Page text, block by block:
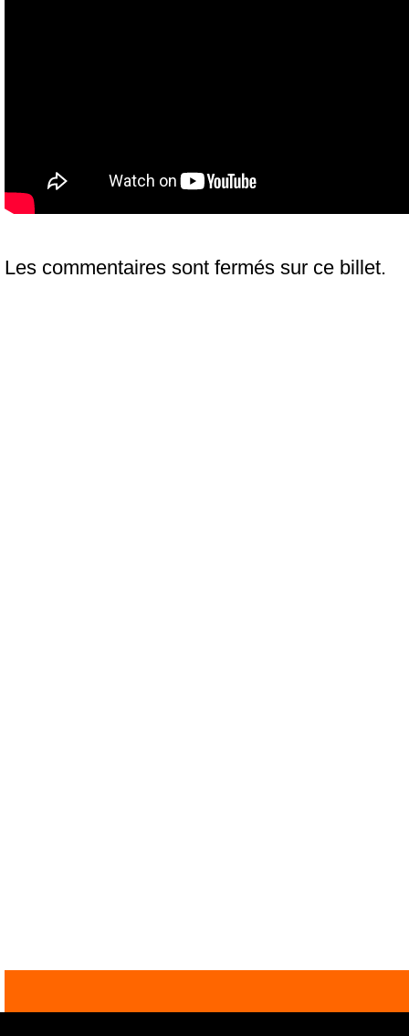
Les commentaires sont fermés sur ce billet.